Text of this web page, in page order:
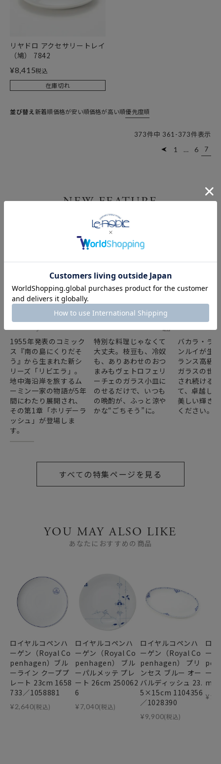
リヤドロ アクセサリートレイ
（鳩） 7842
¥8,415税込
在庫切れ
並び替え 新着順価格が安い順価格が高い順優先度順
373件中 361 -373件表示
1 … 6 7
NEW FEATURE
新着特集
1955年発表のコミック
ス『南の島にくりだそ
う』から生まれた新シ
リーズ「リビエラ」。
地中海沿岸を旅するム
ーミン一家の物語が5年
間にわたり展開され、
その第1章「ホリデーラ
ッシュ」が登場しま
す。
2026.7.28
特別な料理じゃなくて
大丈夫。枝豆も、冷奴
も、ありあわせのおつ
まみもヴェトロフェリ
ーチェのガラス小皿に
のせるだけで、いつも
の晩酌が、ふっと涼や
かな“ごちそう”に。
バカラ・ラ
ンルイが生
ランス高級
ガラスの世
され続ける
て、卓越し
美しい輝き
ください。
すべての特集ページを見る
YOU MAY ALSO LIKE
あなたにおすすめの商品
ロイヤルコペンハ
ーゲン（Royal Co
penhagen）ブル
ーライン クーププ
レート 23cm 1658
733／1058881
¥2,640(税込)
ロイヤルコペンハ
ーゲン（Royal Co
penhagen） ブル
ーパルメッテ プレ
ート 26cm 250062
6
¥7,040(税込)
ロイヤルコペンハ
ーゲン（Royal Co
penhagen） プリ
ンセス ブルー オー
バルディッシュ 23.
5×15cm 1104356
／1028390
¥9,900(税込)
ロ
ー
ー
m
¥